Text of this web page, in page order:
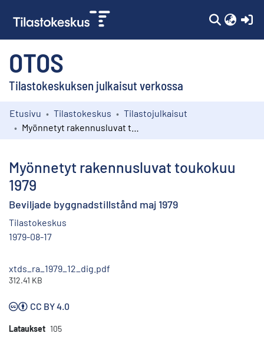
OTOS
Tilastokeskuksen julkaisut verkossa
Kokoelmat
Etusivu Tilastokeskus
Tilastojulkaisut
Myönnetyt rakennusluvat toukokuu
1979
Beviljade byggnadstillstånd maj 1979
Tilastokeskus
1979-08-17
xtds_ra_1979_12_dig.pdf
312.41 KB
CC BY 4.0
Lataukset 105